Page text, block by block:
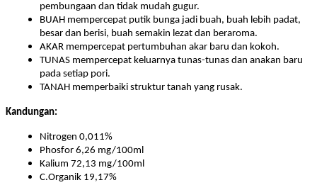
pembungaan dan tidak mudah gugur.
BUAH mempercepat putik bunga jadi buah, buah lebih padat,
besar dan berisi, buah semakin lezat dan beraroma.
AKAR mempercepat pertumbuhan akar baru dan kokoh.
TUNAS mempercepat keluarnya tunas-tunas dan anakan baru
pada setiap pori.
TANAH memperbaiki struktur tanah yang rusak.
Kandungan:
Nitrogen 0,011%
Phosfor 6,26 mg/100ml
Kalium 72,13 mg/100ml
C.Organik 19,17%